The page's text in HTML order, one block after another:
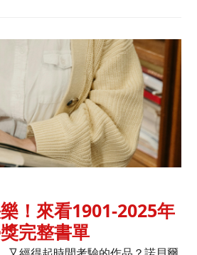
！來看1901-2025年
完整書單